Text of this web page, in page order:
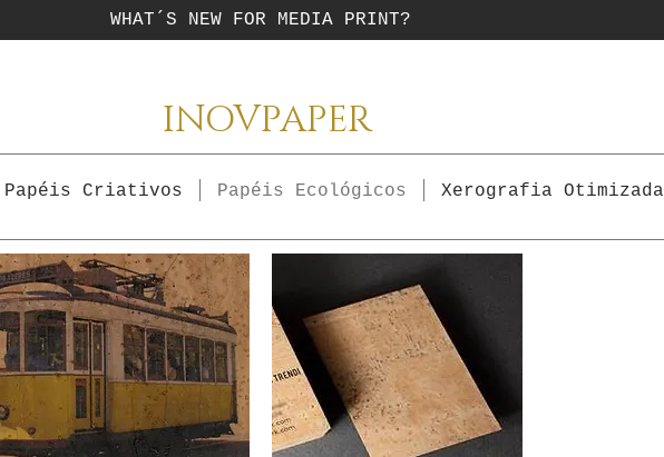
WHAT´S NEW FOR MEDIA PRINT?
INOVPAPER
Papéis Criativos Papéis Ecológicos Xerografia Otimizada